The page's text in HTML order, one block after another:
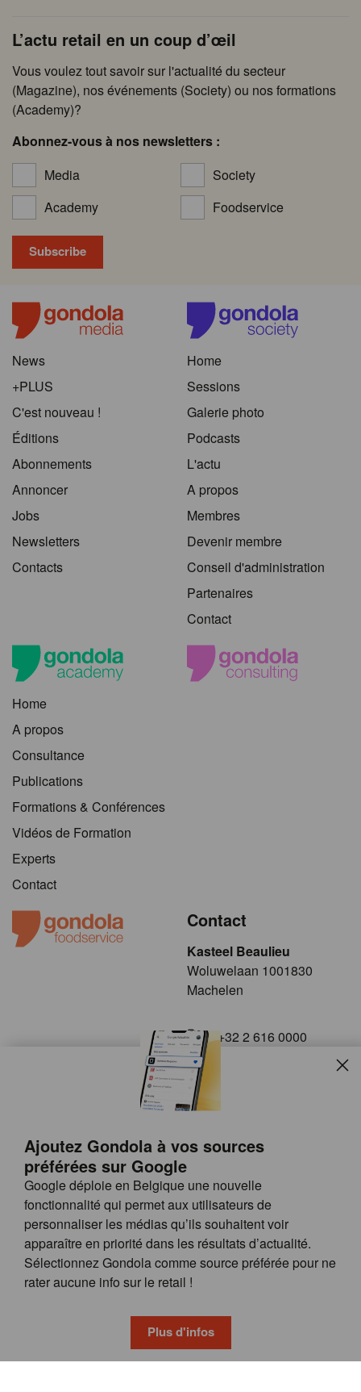
Ajoutez Gondola à vos sources
préférées sur Google
Google déploie en Belgique une nouvelle
fonctionnalité qui permet aux utilisateurs de
personnaliser les médias qu’ils souhaitent voir
apparaître en priorité dans les résultats d’actualité.
Sélectionnez Gondola comme source préférée pour ne
rater aucune info sur le retail !
Plus d'infos
L’actu retail en un coup d’œil
Vous voulez tout savoir sur l'actualité du secteur
(Magazine), nos événements (Society) ou nos formations
(Academy)?
Abonnez-vous à nos newsletters :
Media
Society
Academy
Foodservice
News
+PLUS
C'est nouveau !
Éditions
Abonnements
Annoncer
Jobs
Newsletters
Contacts
Home
Sessions
Galerie photo
Podcasts
L'actu
A propos
Membres
Devenir membre
Conseil d'administration
Partenaires
Contact
Home
A propos
Consultance
Publications
Formations & Conférences
Vidéos de Formation
Experts
Contact
Contact
Kasteel Beaulieu
​​​Woluwelaan 1001830
Machelen
+32 2 616 0000
Follow us on
© GONDOLA GROUP
FAQ
CONDITIONS GÉNÉRALES
PRIVACY & COOKIE POLICY
wieni